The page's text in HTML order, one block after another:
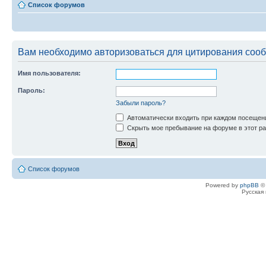
Список форумов
Вам необходимо авторизоваться для цитирования
Имя пользователя:
Пароль:
Забыли пароль?
Автоматически входить при каждом
Скрыть мое пребывание на форуме в этот
Список форумов
Powered by phpBB ©